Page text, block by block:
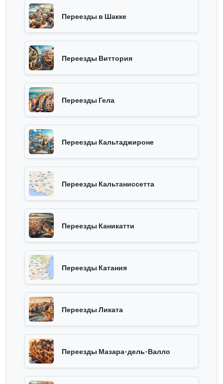
Переезды в Шакке
Переезды Виттория
Переезды Гела
Переезды Кальтаджироне
Переезды Кальтаниссетта
Переезды Каникатти
Переезды Катания
Переезды Ликата
Переезды Мазара-дель-Валло